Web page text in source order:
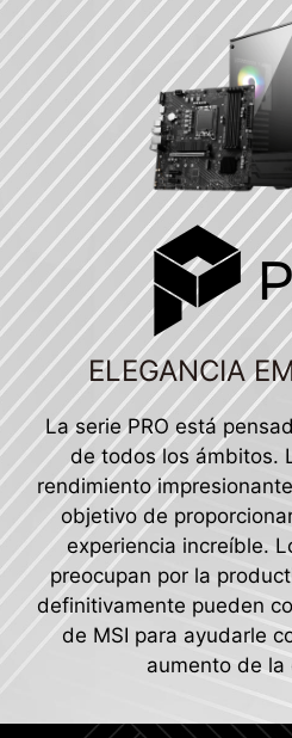
ELEGANCIA
La serie PRO está
de todos los ámbitos.
rendimiento
objetivo de
experiencia increíble.
preocupan por la
definitivamente pueden
de MSI para ayudarle
aumento de la